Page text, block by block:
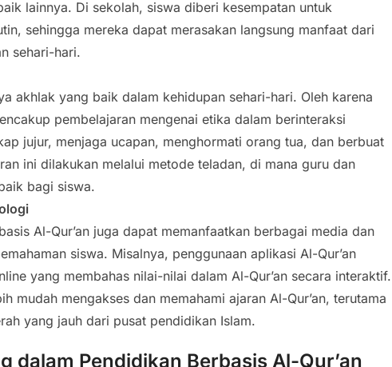
lainnya. Di sekolah, siswa diberi kesempatan untuk
sehingga mereka dapat merasakan langsung manfaat dari
sehari-hari.
akhlak yang baik dalam kehidupan sehari-hari. Oleh karena
pembelajaran mengenai etika dalam berinteraksi
jujur, menjaga ucapan, menghormati orang tua, dan berbuat
ini dilakukan melalui metode teladan, di mana guru dan
bagi siswa.
Al-Qur’an juga dapat memanfaatkan berbagai media dan
siswa. Misalnya, penggunaan aplikasi Al-Qur’an
yang membahas nilai-nilai dalam Al-Qur’an secara interaktif.
mudah mengakses dan memahami ajaran Al-Qur’an, terutama
yang jauh dari pusat pendidikan Islam.
dalam Pendidikan Berbasis Al-Qur’an